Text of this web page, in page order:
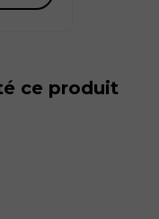
ce produit